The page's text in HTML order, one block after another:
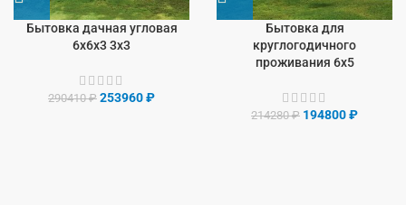
Бытовка дачная угловая
6х6х3 3х3
290410₽ 253960₽
Бытовка для
круглогодичного
проживания 6х5
214280₽ 194800₽